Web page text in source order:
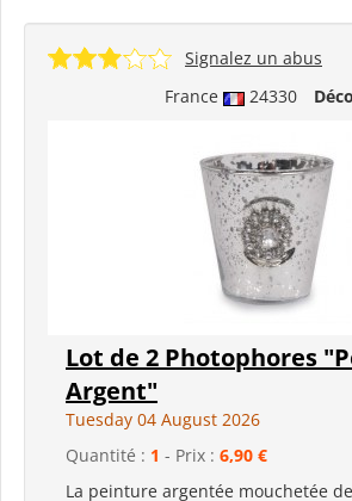
France 24330
Signalez un abus
Lot de 2 Photophores
Argent"
Tuesday 04 August 2026
Quantité : 1 - Prix : 6,90 €
La peinture argentée mouchetée